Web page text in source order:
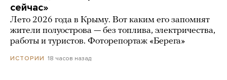
сейчас»
Лето 2026 года в Крыму. Вот каким его запомнят
жители полуострова — без топлива, электричества,
работы и туристов. Фоторепортаж «Берега»
ИСТОРИИ 18 часов назад